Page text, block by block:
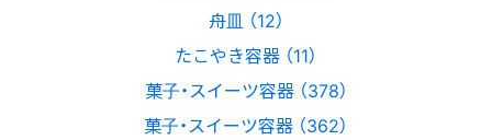
舟皿 （12）
たこやき容器 （11）
菓子・スイーツ容器 （378）
菓子・スイーツ容器 （362）